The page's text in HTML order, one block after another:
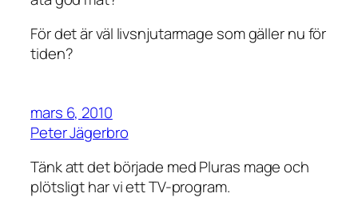
För det är väl livsnjutarmage som gäller nu för
tiden?
mars 6, 2010
Peter Jägerbro
Tänk att det började med Pluras mage och
plötsligt har vi ett TV-program.